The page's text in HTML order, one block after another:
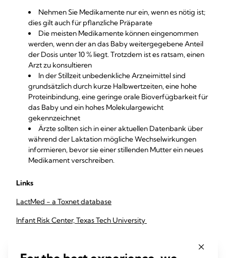
Nehmen Sie Medikamente nur ein, wenn es nötig ist;
dies gilt auch für pflanzliche Präparate
Die meisten Medikamente können eingenommen
werden, wenn der an das Baby weitergegebene Anteil
der Dosis unter 10 % liegt. Trotzdem ist es ratsam, einen
Arzt zu konsultieren
In der Stillzeit unbedenkliche Arzneimittel sind
grundsätzlich durch kurze Halbwertzeiten, eine hohe
Proteinbindung, eine geringe orale Bioverfügbarkeit für
das Baby und ein hohes Molekulargewicht
gekennzeichnet
Ärzte sollten sich in einer aktuellen Datenbank über
während der Laktation mögliche Wechselwirkungen
informieren, bevor sie einer stillenden Mutter ein neues
Medikament verschreiben.
Links
LactMed - a Toxnet database
Infant Risk Center, Texas Tech University